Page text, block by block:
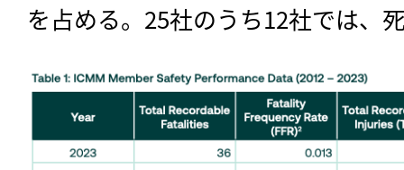
を占める。25社のうち12社では、